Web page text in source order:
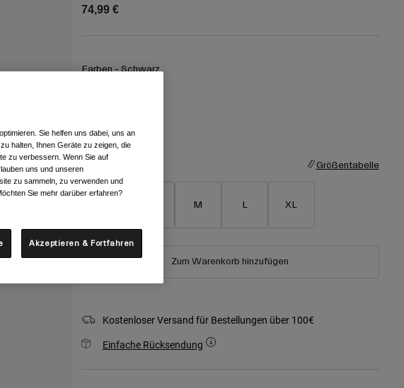
74,99 €
Farben -Schwarz
ausgewählt
Größe Größentabelle
M L XL
Zum Warenkorb hinzufügen
Kostenloser Versand für Bestellungen über 100€
Einfache Rücksendung
Sie helfen uns dabei, uns an
halten, Ihnen Geräte zu zeigen, die
zu verbessern. Wenn Sie auf
uns und unseren
zu sammeln, zu verwenden und
Sie mehr darüber erfahren?
Akzeptieren & Fortfahren